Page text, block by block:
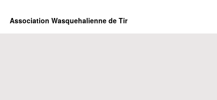
Association Wasquehalienne de Tir